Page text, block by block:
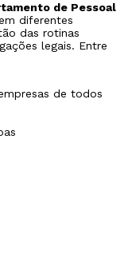
de Pessoal
diferentes
das rotinas
legais. Entre
de todos